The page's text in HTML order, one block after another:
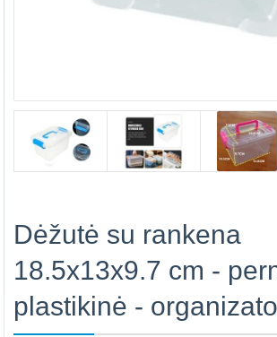
Dėžutė su rankena
18.5x13x9.7 cm -
plastikinė -